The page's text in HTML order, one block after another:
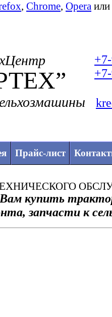
, Chrome, Opera или
Прайс-лист
купить
запчасти к